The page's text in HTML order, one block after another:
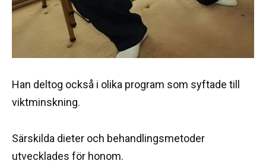
Han deltog också i olika program som syftade till
viktminskning.
Särskilda dieter och behandlingsmetoder
utvecklades för honom.